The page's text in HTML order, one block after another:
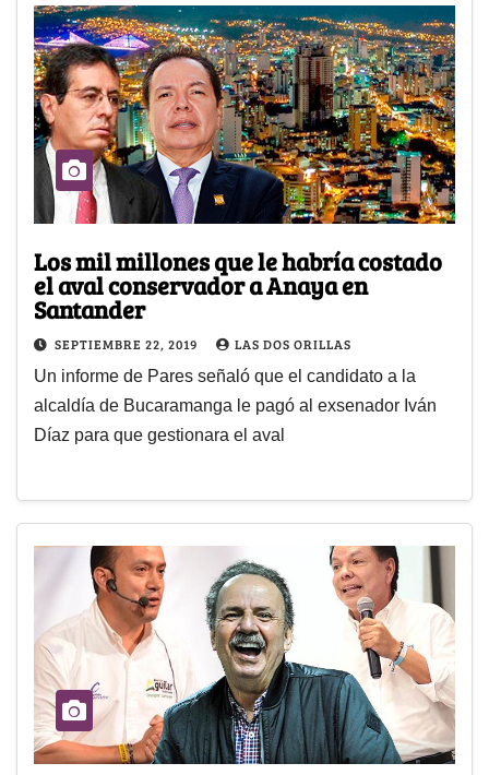
Los mil millones que le habría costado
el aval conservador a Anaya en
Santander
SEPTIEMBRE 22, 2019 LAS DOS ORILLAS
Un informe de Pares señaló que el candidato a la
alcaldía de Bucaramanga le pagó al exsenador Iván
Díaz para que gestionara el aval